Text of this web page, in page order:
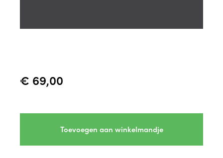
€ 69,00
Toevoegen aan winkelmandje